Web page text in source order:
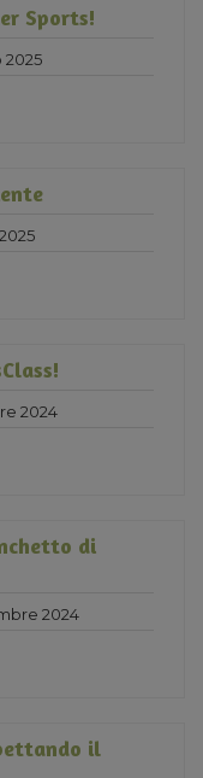
Sports!
2025
2024
di
2024
il